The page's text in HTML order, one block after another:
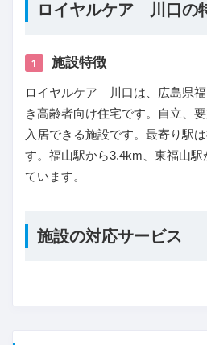
ロイヤルケア 川口の
1 施設特徴
ロイヤルケア 川口は、広島県
き高齢者向け住宅です。自立、
入居できる施設です。最寄り駅
す。福山駅から3.4km、東福山
ています。
施設の対応サービス